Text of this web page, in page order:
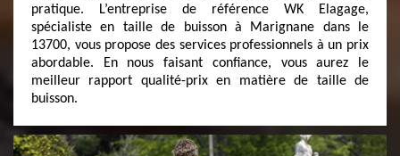
pratique. L’entreprise de référence WK Elagage,
spécialiste en taille de buisson à Marignane dans le
13700, vous propose des services professionnels à un prix
abordable. En nous faisant confiance, vous aurez le
meilleur rapport qualité-prix en matière de taille de
buisson.